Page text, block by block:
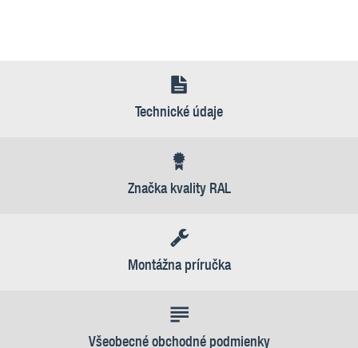
Technické údaje
Značka kvality RAL
Montážna príručka
Všeobecné obchodné podmienky